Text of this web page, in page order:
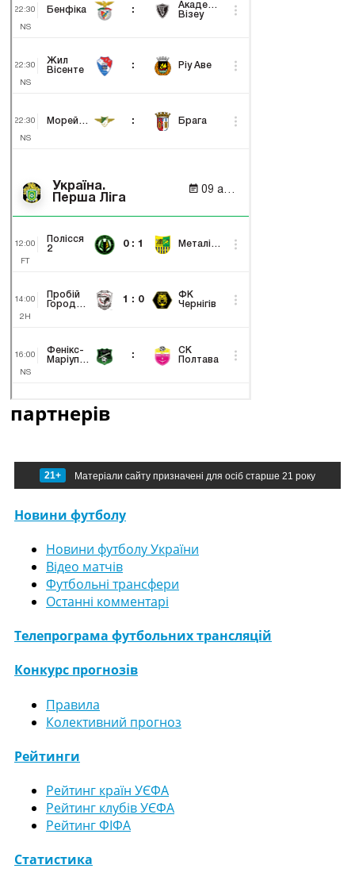
партнерів
21+ Матеріали сайту призначені для осіб старше 21 року
Новини футболу
Новини футболу України
Відео матчів
Футбольні трансфери
Останні комментарі
Телепрограма футбольних трансляцій
Конкурс прогнозів
Правила
Колективний прогноз
Рейтинги
Рейтинг країн УЄФА
Рейтинг клубів УЄФА
Рейтинг ФІФА
Статистика